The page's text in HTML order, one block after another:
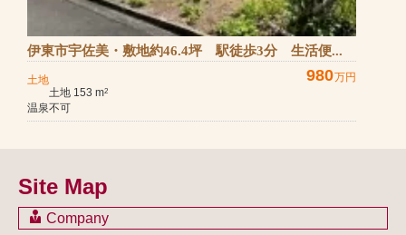
伊東市宇佐美・敷地約46.4坪 駅徒歩3分 生活便...
土地 980万円
土地 153 m2
温泉不可
Site Map
Company